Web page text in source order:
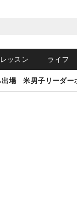
レッスン ライフ
出場 米男子リーダー